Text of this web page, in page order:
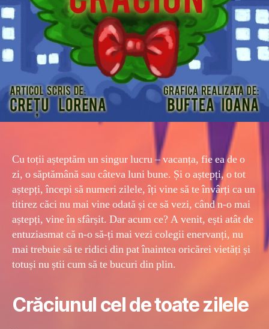
Cu toții așteptăm un singur lucru – vacanța, fie ea de o
zi, o săptămână sau câteva luni bune. Și o aștepți, o tot
aștepți, începi să numeri zilele, îți vine să te învârți ca un
titirez căci nu mai vine odată și ce să vezi, când n-o mai
aștepți, vine în sfârșit. Dar acum ce? A venit, ești atât de
entuziasmat că n-o să-ți mai vezi colegii enervanți, nu
mai trebuie să te ridici din pat înaintea oricărei vietăți și
totuși nu știi cum să te bucuri din plin.
Crăciunul cel de toate zilele